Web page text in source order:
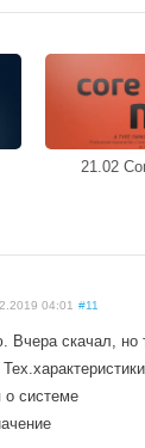
21.02
04:01 #11
Вчера скачал,
системе